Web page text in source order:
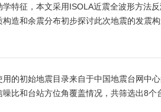
特征，本文采用ISOLA近震全波形方法
造和余震分布初步探讨此次地震的发震构
的初始地震目录来自于中国地震台网中
比和台站方位角覆盖情况，共筛选出8个